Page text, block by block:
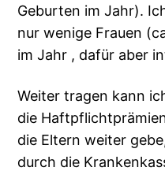
Geburten im Jahr).
nur wenige Frauen
im Jahr , dafür aber
Weiter tragen kann
die
die Eltern weiter
durch die